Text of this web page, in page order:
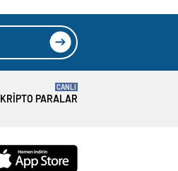
KRIPTO PARALAR
CANLI